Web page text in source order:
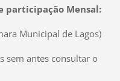
participação Mensal:
Municipal de Lagos)
sem antes consultar o